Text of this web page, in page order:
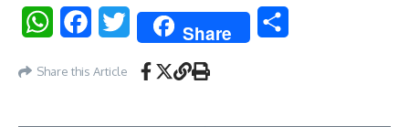
WhatsAppFacebookTwitter Share
Share this Article